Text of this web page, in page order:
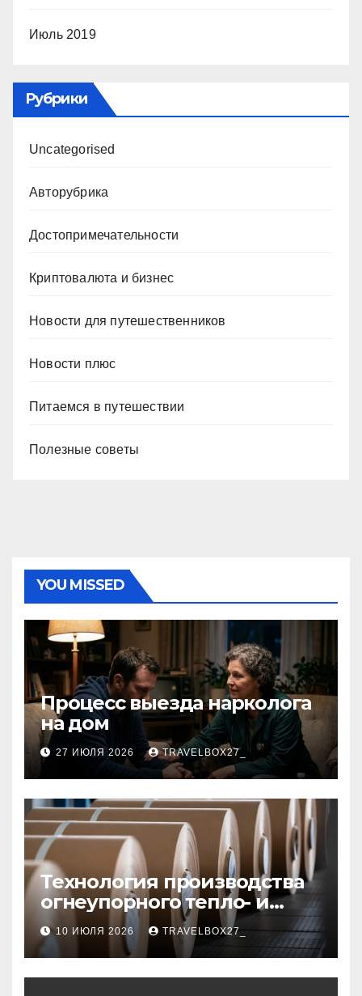
Июль 2019
Рубрики
Uncategorised
Авторубрика
Достопримечательности
Криптовалюта и бизнес
Новости для путешественников
Новости плюс
Питаемся в путешествии
Полезные советы
YOU MISSED
Процесс выезда нарколога
на дом
27 ИЮЛЯ 2026 TRAVELBOX27_
Технология производства
огнеупорного тепло- и
звукоизоляционного
картона из
муллитокремнеземистого
волокна
10 ИЮЛЯ 2026 TRAVELBOX27_